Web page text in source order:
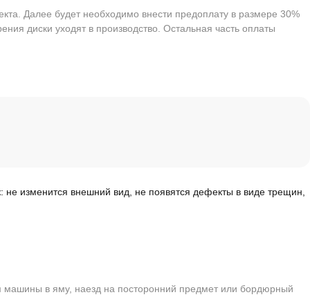
Далее будет необходимо внести предоплату в размере 30%
диски уходят в производство. Остальная часть оплаты
не изменится внешний вид, не появятся дефекты в виде трещин,
машины в яму, наезд на посторонний предмет или бордюрный